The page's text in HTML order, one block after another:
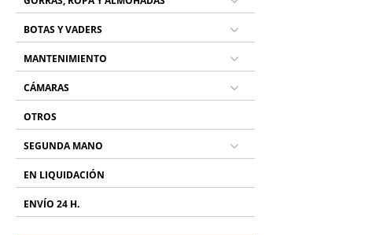
BOTAS Y VADERS
MANTENIMIENTO
CÁMARAS
OTROS
SEGUNDA MANO
EN LIQUIDACIÓN
ENVÍO 24 H.